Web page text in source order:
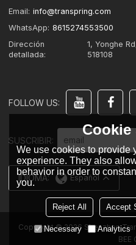
Email: info@transpring.com
WhatsApp: 8615274553500
Dirección
detallada:
1, Yonghe
518108
FOLLOW US:
SUSCRIBIR:
IDIOMA: Español
Copyright © 2026 Shenzhen
BEE
Cookie
We use cookies to provide
experience. They also
behavior in order to
you.
Reject All Accept
Necessary Analytics